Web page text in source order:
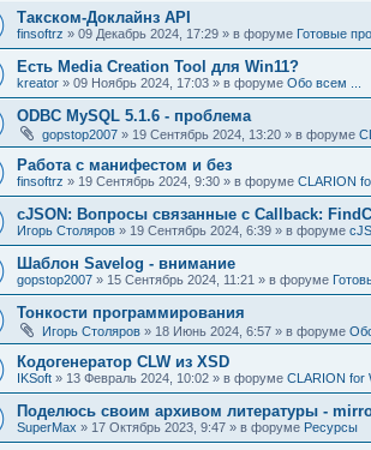
Такском-Доклайнз API
finsoftrz » 09 Декабрь 2024, 17:29 » в форуме Готовые
Есть Media Creation Tool для Win11?
kreator » 09 Ноябрь 2024, 17:03 » в форуме Обо всем ...
ODBC MySQL 5.1.6 - проблема
gopstop2007 » 19 Сентябрь 2024, 13:20 » в форуме
Работа с манифестом и без
finsoftrz » 19 Сентябрь 2024, 9:30 » в форуме CLARION
cJSON: Вопросы связанные с Callback:
Игорь Столяров » 19 Сентябрь 2024, 6:39 » в форуме
Шаблон Savelog - внимание
gopstop2007 » 15 Сентябрь 2024, 11:21 » в форуме
Тонкости программирования
Игорь Столяров » 18 Июнь 2024, 6:57 » в форуме
Кодогенератор CLW из XSD
IKSoft » 13 Февраль 2024, 10:02 » в форуме CLARION for
Поделюсь своим архивом литературы -
SuperMax » 17 Октябрь 2023, 9:47 » в форуме Ресурсы